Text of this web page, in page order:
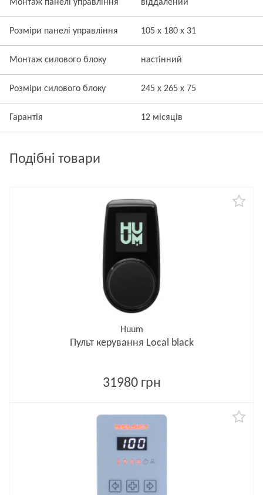
Монтаж панелі управління віддалений
Розміри панелі управління 105 x 180 x 31
Монтаж силового блоку настінний
Розміри силового блоку 245 x 265 x 75
Гарантія 12 місяців
Подібні товари
Huum
Пульт керування Local black
31980 грн